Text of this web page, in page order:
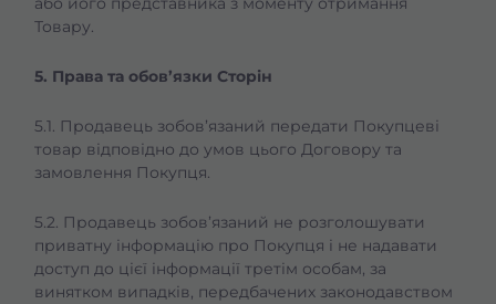
Товару.
5. Права та обов’язки Сторін
5.1. Продавець зобов’язаний передати Покупцеві
товар відповідно до умов цього Договору та
замовлення Покупця.
5.2. Продавець зобов’язаний не розголошувати
приватну інформацію про Покупця і не надавати
доступ до цієї інформації третім особам, за
винятком випадків, передбачених законодавством